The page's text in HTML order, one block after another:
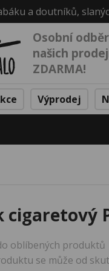
a doutníků,
Osobní
našich
ZDARMA!
Výprodej
cigaretový
oblíbených produktů
se může od